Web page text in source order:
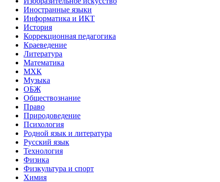
Иностранные языки
Информатика и ИКТ
История
Коррекционная педагогика
Краеведение
Литература
Математика
МХК
Музыка
ОБЖ
Обществознание
Право
Природоведение
Психология
Родной язык и литература
Русский язык
Технология
Физика
Физкультура и спорт
Химия